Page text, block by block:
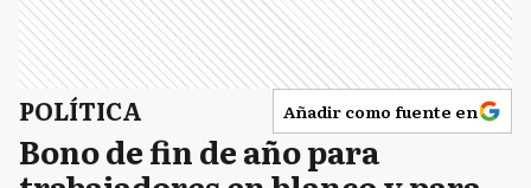
POLÍTICA Añadir como fuente en
Bono de fin de año para